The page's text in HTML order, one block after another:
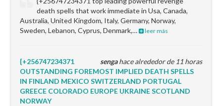
death spells that work immediate in Usa, Canada,
Australia, United Kingdom, Italy, Germany, Norway,
Sweden, Lebanon, Cyprus, Denmark,…
leer más
sengahace alrededor de 11 horas
{+256747234371
OUTSTANDING FOREMOST IMPLIED DEATH SPELLS
IN FINLAND MEXICO SWITZERLAND PORTUGAL
GREECE COLORADO EUROPE UKRAINE SCOTLAND
NORWAY